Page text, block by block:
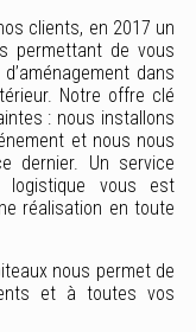
clients, en 2017 un
permettant de vous
dans
Notre offre clé
: nous installons
et nous nous
dernier. Un service
logistique vous est
réalisation en toute
nous permet de
et à toutes vos